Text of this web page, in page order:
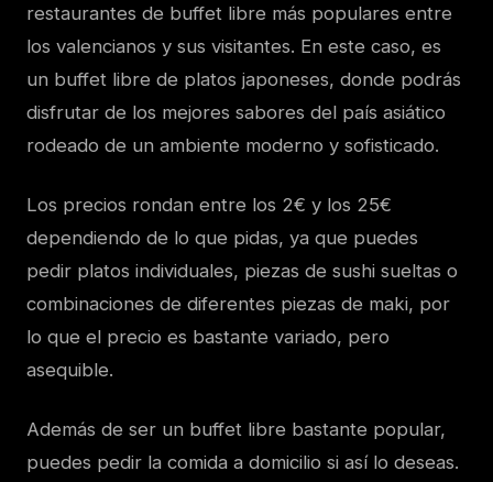
restaurantes de buffet libre más populares entre
los valencianos y sus visitantes. En este caso, es
un buffet libre de platos japoneses, donde podrás
disfrutar de los mejores sabores del país asiático
rodeado de un ambiente moderno y sofisticado.
Los precios rondan entre los 2€ y los 25€
dependiendo de lo que pidas, ya que puedes
pedir platos individuales, piezas de sushi sueltas o
combinaciones de diferentes piezas de maki, por
lo que el precio es bastante variado, pero
asequible.
Además de ser un buffet libre bastante popular,
puedes pedir la comida a domicilio si así lo deseas.